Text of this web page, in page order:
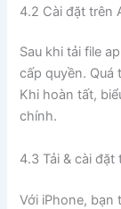
4.2 Cài đặt trên
Sau khi tải file
cấp quyền. Quá
Khi hoàn tất,
chính.
4.3 Tải & cài đặt
Với iPhone,